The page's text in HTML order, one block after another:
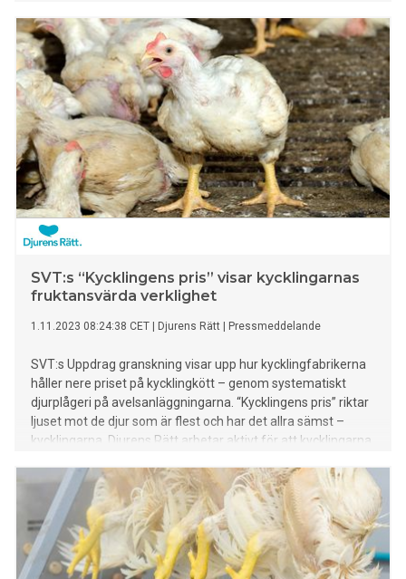
SVT:s “Kycklingens pris” visar kycklingarnas
fruktansvärda verklighet
1.11.2023 08:24:38 CET Djurens Rätt Pressmeddelande
SVT:s Uppdrag granskning visar upp hur kycklingfabrikerna
håller nere priset på kycklingkött – genom systematiskt
djurplågeri på avelsanläggningarna. “Kycklingens pris” riktar
ljuset mot de djur som är flest och har det allra sämst –
kycklingarna. Djurens Rätt arbetar aktivt för att kycklingarna
köttkonsumtionen minska.